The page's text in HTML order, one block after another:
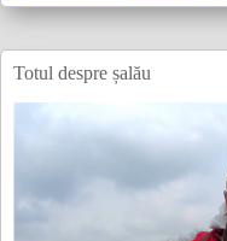
Totul despre șalău